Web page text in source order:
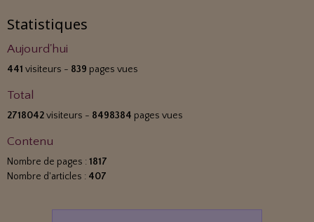
Statistiques
Aujourd'hui
441 visiteurs - 839 pages vues
Total
2718042visiteurs - 8498384 pages vues
Contenu
Nombre de pages : 1817
Nombre d'articles : 407